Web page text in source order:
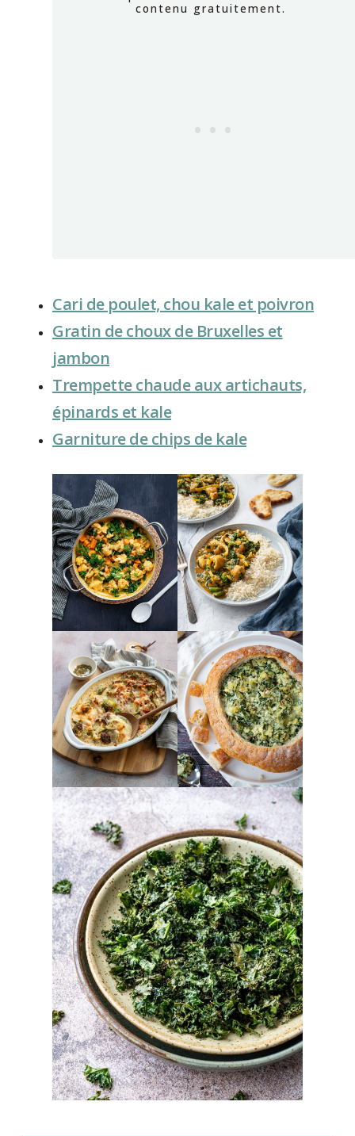
Cari de poulet, chou kale et poivron
Gratin de choux de Bruxelles et
jambon
Trempette chaude aux artichauts,
épinards et kale
Garniture de chips de kale